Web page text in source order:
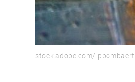
stock.adobe.com/ pbombaert